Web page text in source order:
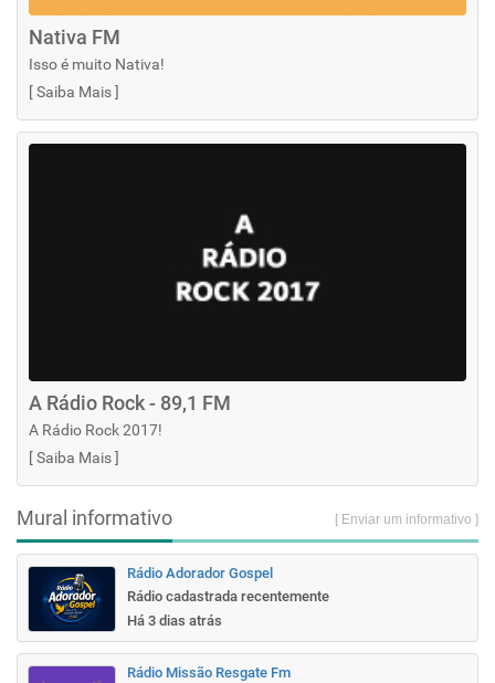
Nativa FM
Isso é muito Nativa!
[Saiba Mais]
A Rádio Rock - 89,1 FM
A Rádio Rock 2017!
[Saiba Mais]
Mural informativo [ Enviar um informativo ]
Rádio Adorador Gospel
Rádio cadastrada recentemente
Há 3 dias atrás
Rádio Missão Resgate Fm